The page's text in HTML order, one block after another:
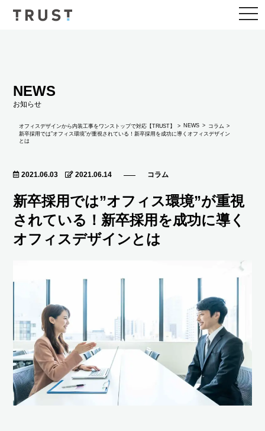
NEWS
お知らせ
オフィスデザインから内装工事をワンストップで対応【TRUST】 NEWS
コラム
新卒採用では”オフィス環境”が重視されている！新卒採用を成功に導くオフィスデザイン
とは
2021.06.03 2021.06.14 コラム
新卒採用では”オフィス環境”が重視
されている！新卒採用を成功に導く
オフィスデザインとは